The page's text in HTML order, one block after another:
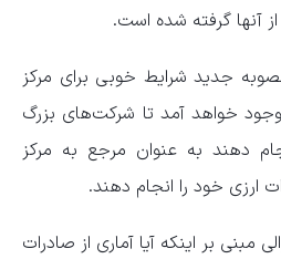
آنها گرفته شده است.
جدید شرایط خوبی برای مرکز
وجود خواهد آمد تا شرکت‌های بزرگ
دهند به عنوان مرجع به مرکز
ارزی خود را انجام دهند.
مبنی بر اینکه آیا آماری از صادرات